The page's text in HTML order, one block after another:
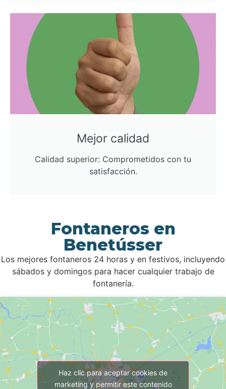
Mejor calidad
Calidad superior: Comprometidos con tu
satisfacción.
Fontaneros en
Benetússer
Los mejores fontaneros 24 horas y en festivos, incluyendo
sábados y domingos para hacer cualquier trabajo de
fontanería.
Haz clic para aceptar cookies de
marketing y permitir este contenido